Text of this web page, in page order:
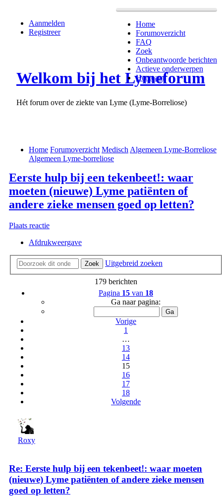
Home
Forumoverzicht
FAQ
Zoek
Onbeantwoorde berichten
Actieve onderwerpen
Het team
Aanmelden
Registreer
Welkom bij het Lymeforum
Hét forum over de ziekte van Lyme (Lyme-Borreliose)
Home Forumoverzicht Medisch Algemeen Lyme-Borreliose
Algemeen Lyme-borreliose
Eerste hulp bij een tekenbeet!: waar
moeten (nieuwe) Lyme patiënten of
andere zieke mensen goed op letten?
Plaats reactie
Afdrukweergave
Zoek Uitgebreid zoeken
179 berichten
Pagina 15 van 18
Ga naar pagina:
Vorige
1
…
13
14
15
16
17
18
Volgende
Roxy
Re: Eerste hulp bij een tekenbeet!: waar moeten
(nieuwe) Lyme patiënten of andere zieke mensen
goed op letten?